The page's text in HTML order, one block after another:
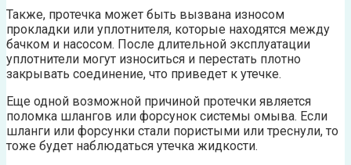
Также, протечка может быть вызвана износом
прокладки или уплотнителя, которые находятся между
бачком и насосом. После длительной эксплуатации
уплотнители могут износиться и перестать плотно
закрывать соединение, что приведет к утечке.
Еще одной возможной причиной протечки является
поломка шлангов или форсунок системы омыва. Если
шланги или форсунки стали пористыми или треснули, то
тоже будет наблюдаться утечка жидкости.